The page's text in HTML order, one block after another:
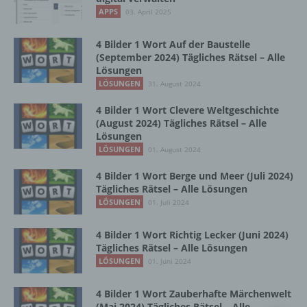
APPS 03. April 2025
4 Bilder 1 Wort Auf der Baustelle
(September 2024) Tägliches Rätsel – Alle
Lösungen
LÖSUNGEN 31. August 2024
4 Bilder 1 Wort Clevere Weltgeschichte
(August 2024) Tägliches Rätsel – Alle
Lösungen
LÖSUNGEN 01. August 2024
4 Bilder 1 Wort Berge und Meer (Juli 2024)
Tägliches Rätsel – Alle Lösungen
LÖSUNGEN 01. Juli 2024
4 Bilder 1 Wort Richtig Lecker (Juni 2024)
Tägliches Rätsel – Alle Lösungen
LÖSUNGEN 01. Juni 2024
4 Bilder 1 Wort Zauberhafte Märchenwelt
Zusammenhang mit personenbezogenen
Organisation, das Ordnen, die Speicherung,
die Anpassung oder Veränderung, das
Auslesen, das Abfragen, die Verwendung,
die Offenlegung durch Übermittlung,
Bereitstellung, den Abgleich oder die
Verknüpfung, die Einschränkung, das
Löschen oder die Vernichtung.
d) Einschränkung der Verarbeitung
Einschränkung der Verarbeitung ist die
Markierung gespeicherter
personenbezogener Daten mit dem Ziel, ihre
künftige Verarbeitung einzuschränken.
e) Profiling